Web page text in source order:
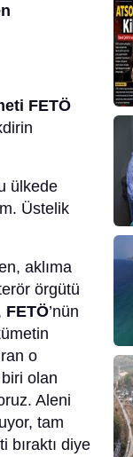
FETÖ
ülkede
Üstelik
aklıma
örgütü
FETÖ’nün
o
olan
Aleni
tam
bıraktı diye